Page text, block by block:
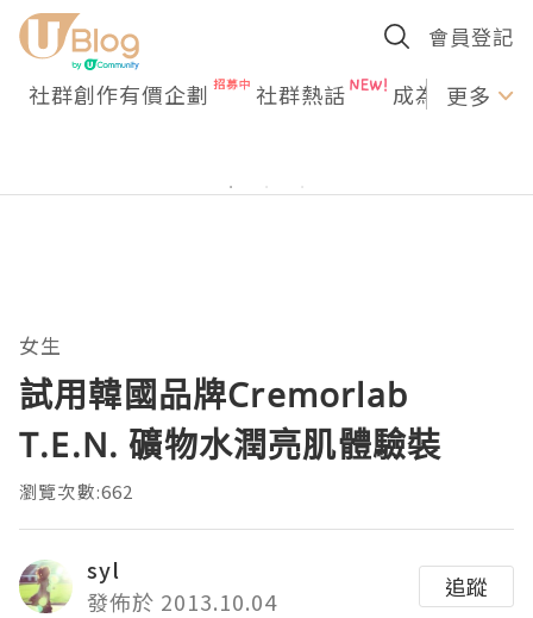
會員登記
社群創作有價企劃 社群熱話 成為U更多
女生
試用韓國品牌Cremorlab
T.E.N. 礦物水潤亮肌體驗裝
瀏覽次數:662
syl
發佈於 2013.10.04
追蹤